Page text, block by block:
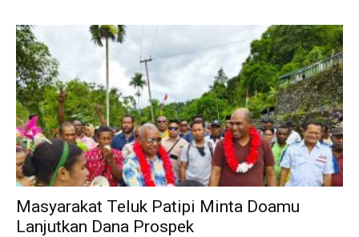
Masyarakat Teluk Patipi Minta Doamu
Lanjutkan Dana Prospek